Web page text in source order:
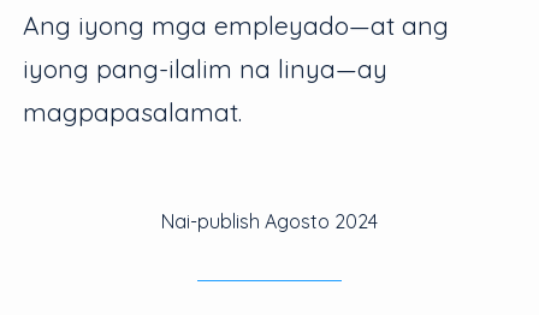
Ang iyong mga empleyado—at ang
iyong pang-ilalim na linya—ay
magpapasalamat.
Nai-publish Agosto 2024